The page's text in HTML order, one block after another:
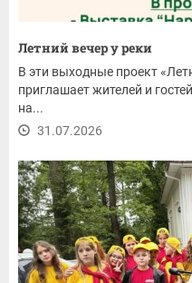
Летний вечер у реки
В эти выходные проект
приглашает жителей и
на...
31.07.2026